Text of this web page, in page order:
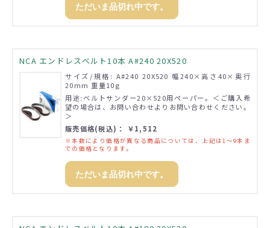
ただいま品切れ中です。
NCA エンドレスベルト10本 A#240 20X520
サイズ/規格: A#240 20X520 幅240×高さ40×奥行
20mm 重量10g
用途:ベルトサンダー20×520用ペーパー。＜ご購入希
望の場合は、お問い合わせよりお問い合わせください。
＞
販売価格(税込)： ￥1,512
※本数により価格が異なる商品については、上記は1～9本ま
での価格となります。
ただいま品切れ中です。